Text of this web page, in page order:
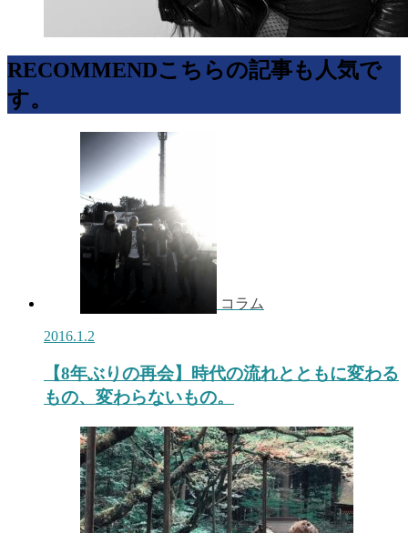
RECOMMENDこちらの記事も人気で
す。
コラム
2016.1.2
【8年ぶりの再会】時代の流れとともに変わる
もの、変わらないもの。